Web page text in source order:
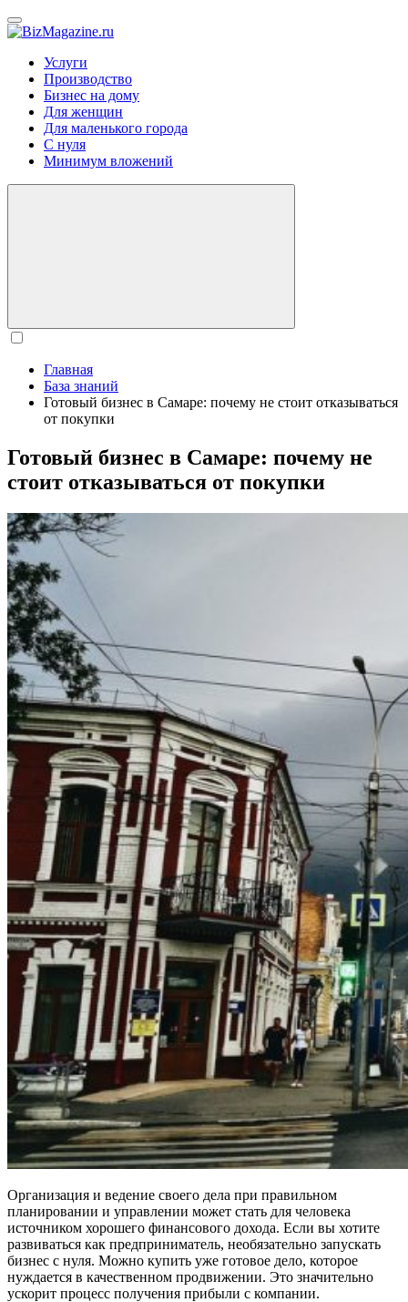
Услуги
Производство
Бизнес на дому
Для женщин
Для маленького города
С нуля
Минимум вложений
Главная
База знаний
Готовый бизнес в Самаре: почему не стоит отказываться
от покупки
Готовый бизнес в Самаре: почему не
стоит отказываться от покупки
Организация и ведение своего дела при правильном
планировании и управлении может стать для человека
источником хорошего финансового дохода. Если вы хотите
развиваться как предприниматель, необязательно запускать
бизнес с нуля. Можно купить уже готовое дело, которое
нуждается в качественном продвижении. Это значительно
ускорит процесс получения прибыли с компании.